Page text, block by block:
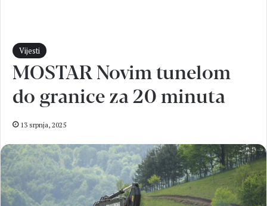
Vijesti
MOSTAR Novim tunelom
do granice za 20 minuta
13 srpnja, 2025